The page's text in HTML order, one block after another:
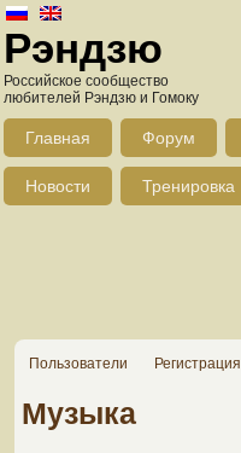
Рэндзю
Российское сообщество
любителей Рэндзю и Гомоку
Главная Форум
Новости Тренировка
Пользователи Регистрация
Музыка